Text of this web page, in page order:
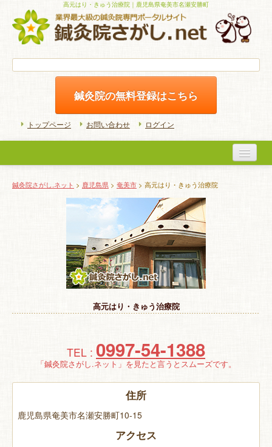
高元はり・きゅう治療院｜鹿児島県奄美市名瀬安勝町
鍼灸院の無料登録はこちら
トップページ お問い合わせ ログイン
初めての方へ
よくある質問
ホームケア
特 集
お悩み解決！
鍼灸院さがし.ネット > 鹿児島県 > 奄美市 > 高元はり・きゅう治療院
高元はり・きゅう治療院
TEL : 0997-54-1388
「鍼灸院さがし.ネット」を見たと言うとスムーズです。
住所
鹿児島県奄美市名瀬安勝町10-15
アクセス